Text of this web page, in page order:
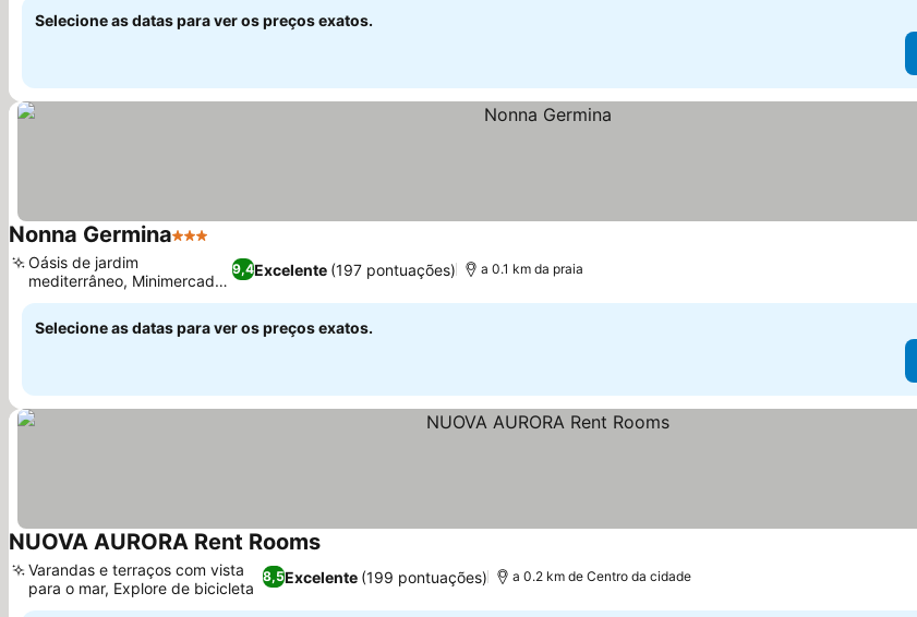
Selecione as datas para ver os preços exatos.
Nonna Germina3 Estrelas
9,4Excelente (197 pontuações)
Oásis de jardim
mediterrâneo, Minimercado
no local
a 0.1 km da praia
Selecione as datas para ver os preços exatos.
NUOVA AURORA Rent RoomsVer preços
8,5Excelente (199 pontuações)
Varandas e terraços com vista
para o mar, Explore de bicicleta
a 0.2 km de Centro da cidade